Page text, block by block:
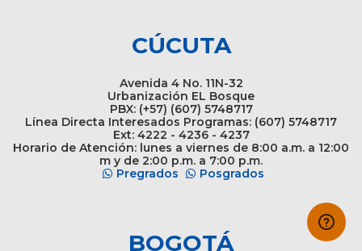
CÚCUTA
Avenida 4 No. 11N-32
Urbanización EL Bosque
PBX: (+57) (607) 5748717
Línea Directa Interesados Programas: (607) 5748717
Ext: 4222 - 4236 - 4237
Horario de Atención: lunes a viernes de 8:00 a.m. a 12:00
m y de 2:00 p.m. a 7:00 p.m.
Pregrados
Posgrados
BOGOTÁ